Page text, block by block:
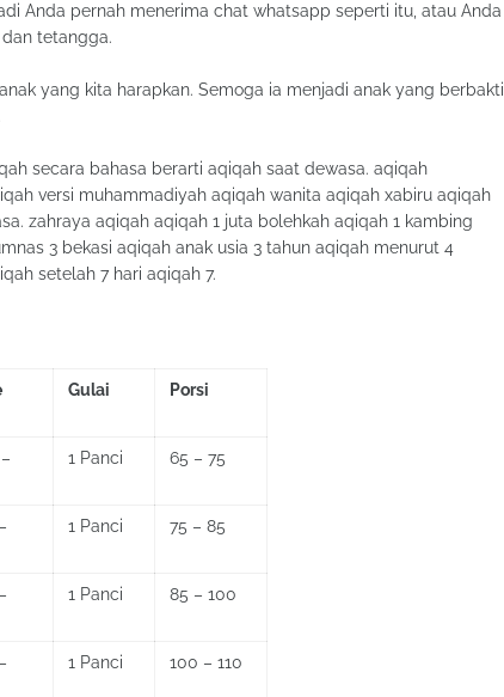
Anda pernah menerima chat whatsapp seperti itu, atau Anda
tetangga.
yang kita harapkan. Semoga ia menjadi anak yang berbakti
secara bahasa berarti aqiqah saat dewasa. aqiqah
versi muhammadiyah aqiqah wanita aqiqah xabiru aqiqah
zahraya aqiqah aqiqah 1 juta bolehkah aqiqah 1 kambing
3 bekasi aqiqah anak usia 3 tahun aqiqah menurut 4
setelah 7 hari aqiqah 7.
Gulai Porsi
1 Panci 65 – 75
1 Panci 75 – 85
1 Panci 85 – 100
1 Panci 100 – 110